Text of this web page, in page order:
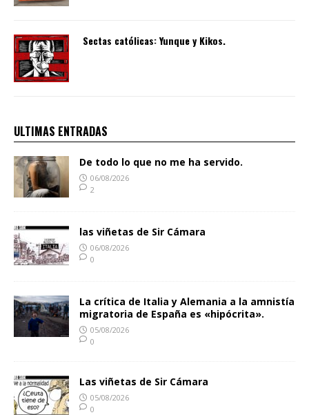
Sectas católicas: Yunque y Kikos.
ULTIMAS ENTRADAS
De todo lo que no me ha servido.
06/08/2026
2
las viñetas de Sir Cámara
06/08/2026
0
La crítica de Italia y Alemania a la amnistía
migratoria de España es «hipócrita».
05/08/2026
0
Las viñetas de Sir Cámara
05/08/2026
0